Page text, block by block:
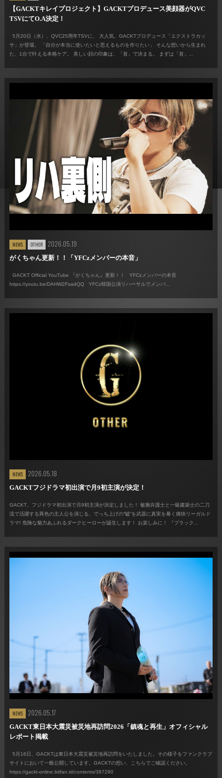
【GACKTキレイプロジェクト】GACKTプロデュース美顔器がQVC
TSVにてO.A決定！
5月20日（水）、QVC25周年TSVに、 大人気、GACKTプロデュース「エクストラカッ
サ」が登場。 「自分が本当に使いたいと思えるものを作りたい」 そんな想いから生まれ
た、1台で叶える本格ケア。 美しい顔の印象は、「首」で決まる。 まずは「首」...
NEWS OTHER 2026.05.19
がくちゃん更新！！「YFCzメンバーの本音」
GACKT Official YouTube 『がくちゃん』更新！！ YFCzメンバーの本音
https://youtu.be/DAHW2FsadQQ YFCz韓国公演リハーサルでメンバ...
NEWS 2026.05.18
GACKTフジドラマ初出演で月9初主演が決定！
GACKT、フジドラマ初出演で月9初主演が決定しました！ 敏腕弁護士と一級建築士の二刀
流で活躍する異色の主人公を演じる、でっち上げの“嘘”を武器に真実を暴く痛快リーガルド
ラマ! 危険な魅力あふれるダークヒーローが誕生します！ お楽しみに！ 『ブラック...
NEWS 2026.05.17
GACKT東日本大震災被災地再訪問2026「鎮魂と再生」オフィシャル
レポート掲載
5月16日、GACKTは東日本大震災被災地再訪問をいたしました。その様子をファンクラブ
サイトにおいて一般公開しています。GACKTの想い、こちらでご確認ください。
https://gackt-online.bitfan.id/contents/387290